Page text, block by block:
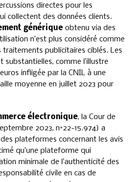
directes pour les
collectent des données clients.
générique obtenu via des
n’est plus considéré comme
publicitaires ciblés. Les
substantielles, comme l’illustre
infligée par la CNIL à une
moyenne en juillet 2023 pour
électronique, la Cour de
2023, n°22-15.974) a
plateformes concernant les avis
qu’une plateforme qui
minimale de l’authenticité des
civile en cas de